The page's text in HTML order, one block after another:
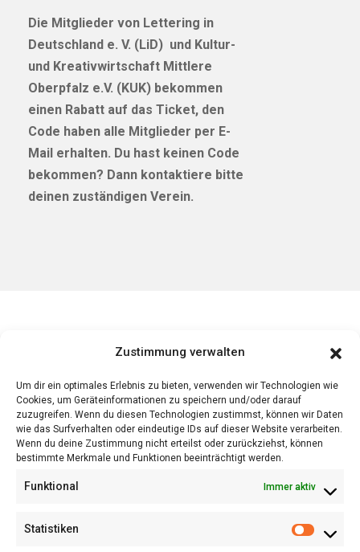
Zustimmung verwalten
Um dir ein optimales Erlebnis zu bieten, verwenden wir Technologien wie
Cookies, um Geräteinformationen zu speichern und/oder darauf
zuzugreifen. Wenn du diesen Technologien zustimmst, können wir Daten
wie das Surfverhalten oder eindeutige IDs auf dieser Website verarbeiten.
Wenn du deine Zustimmung nicht erteilst oder zurückziehst, können
bestimmte Merkmale und Funktionen beeinträchtigt werden.
Funktional Immer aktiv
Statistiken
Die Mitglieder von Lettering in
Deutschland e. V. (LiD) und Kultur-
und Kreativwirtschaft Mittlere
Oberpfalz e.V. (KUK) bekommen
einen Rabatt auf das Ticket, den
Code haben alle Mitglieder per E-
Mail erhalten. Du hast keinen Code
bekommen? Dann kontaktiere bitte
deinen zuständigen Verein.
Über den Verein
FAQ (demnächst verfügbar)
Datenschutzerklärung
Allgemeine Geschäftsbedingungen
Jetzt Fördermitglied werden